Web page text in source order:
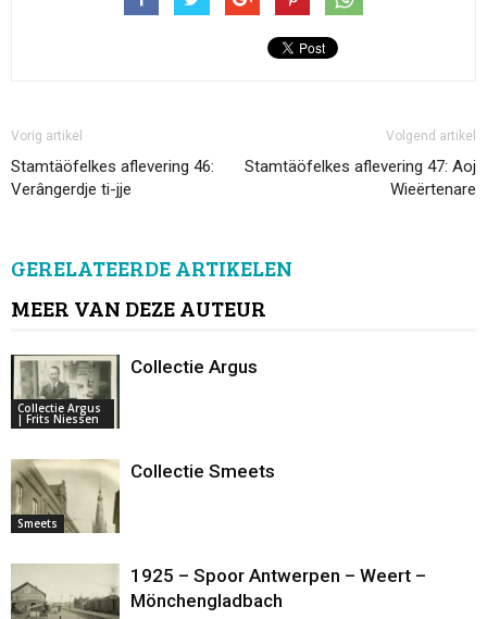
Vorig artikel
Stamtäöfelkes aflevering 46:
Verângerdje ti-jje
Volgend artikel
Stamtäöfelkes aflevering 47: Aoj
Wieërtenare
GERELATEERDE ARTIKELEN
MEER VAN DEZE AUTEUR
Collectie Argus
| Frits Niessen
Collectie Argus
Smeets
Collectie Smeets
1925 – Spoor Antwerpen – Weert –
Mönchengladbach